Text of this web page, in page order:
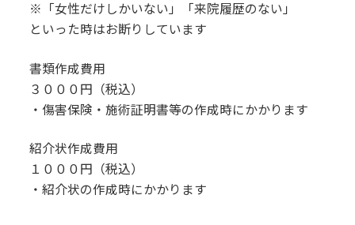
※「女性だけしかいない」「来院履歴のない」
といった時はお断りしています
書類作成費用
３０００円（税込）
・傷害保険・施術証明書等の作成時にかかります
紹介状作成費用
１０００円（税込）
・紹介状の作成時にかかります